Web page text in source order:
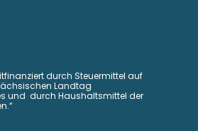
durch Steuermittel auf
Landtag
und durch Haushaltsmittel der